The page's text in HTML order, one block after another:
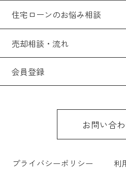
住宅ローンのお悩み相談
売却相談・流れ
会員登録
お問い合
プライバシーポリシー 利